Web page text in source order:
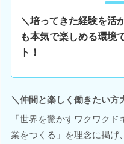
＼培ってきた経験を活
も本気で楽しめる環境
ト！
＼仲間と楽しく働きたい方
「世界を驚かすワクワク
業をつくる」を理念に掲げ